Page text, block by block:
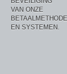
VAN ONZE
EN SYSTEMEN.